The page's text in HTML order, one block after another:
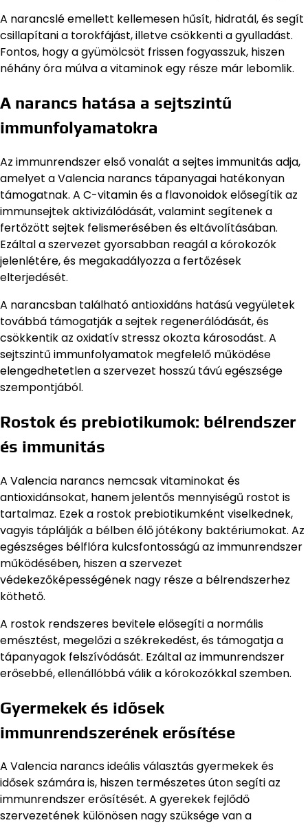
A narancslé emellett kellemesen hűsít, hidratál, és segít
csillapítani a torokfájást, illetve csökkenti a gyulladást.
Fontos, hogy a gyümölcsöt frissen fogyasszuk, hiszen
néhány óra múlva a vitaminok egy része már lebomlik.
A narancs hatása a sejtszintű
immunfolyamatokra
Az immunrendszer első vonalát a sejtes immunitás adja,
amelyet a Valencia narancs tápanyagai hatékonyan
támogatnak. A C-vitamin és a flavonoidok elősegítik az
immunsejtek aktivizálódását, valamint segítenek a
fertőzött sejtek felismerésében és eltávolításában.
Ezáltal a szervezet gyorsabban reagál a kórokozók
jelenlétére, és megakadályozza a fertőzések
elterjedését.
A narancsban található antioxidáns hatású vegyületek
továbbá támogatják a sejtek regenerálódását, és
csökkentik az oxidatív stressz okozta károsodást. A
sejtszintű immunfolyamatok megfelelő működése
elengedhetetlen a szervezet hosszú távú egészsége
szempontjából.
Rostok és prebiotikumok: bélrendszer
és immunitás
A Valencia narancs nemcsak vitaminokat és
antioxidánsokat, hanem jelentős mennyiségű rostot is
tartalmaz. Ezek a rostok prebiotikumként viselkednek,
vagyis táplálják a bélben élő jótékony baktériumokat. Az
egészséges bélflóra kulcsfontosságú az immunrendszer
működésében, hiszen a szervezet
védekezőképességének nagy része a bélrendszerhez
köthető.
A rostok rendszeres bevitele elősegíti a normális
emésztést, megelőzi a székrekedést, és támogatja a
tápanyagok felszívódását. Ezáltal az immunrendszer
erősebbé, ellenállóbbá válik a kórokozókkal szemben.
Gyermekek és idősek
immunrendszerének erősítése
A Valencia narancs ideális választás gyermekek és
idősek számára is, hiszen természetes úton segíti az
immunrendszer erősítését. A gyerekek fejlődő
szervezetének különösen nagy szüksége van a